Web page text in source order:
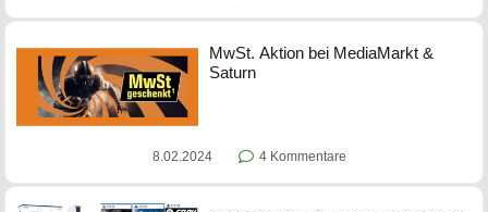
MwSt. Aktion bei MediaMarkt &
Saturn
8.02.2024 4 Kommentare